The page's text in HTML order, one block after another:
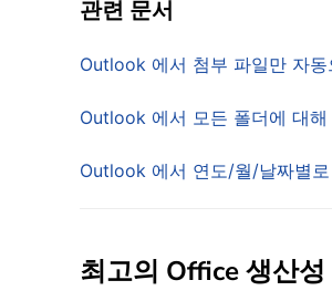
관련 문서
Outlook 에서 첨부 파일만 자동
Outlook 에서 모든 폴더에 대해
Outlook 에서 연도/월/날짜별
최고의 Office 생산성